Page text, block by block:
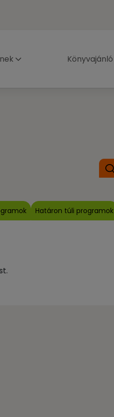
Könyvajánló
Határon túli programok